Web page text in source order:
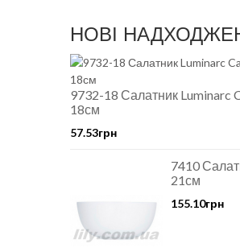
НОВІ
9732-18 Салатник Luminarc
18см
57.53грн
7410
21см
155.10грн